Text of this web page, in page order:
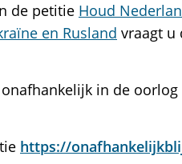
de petitie Houd
en Rusland vraagt u
in de oorlog
https://